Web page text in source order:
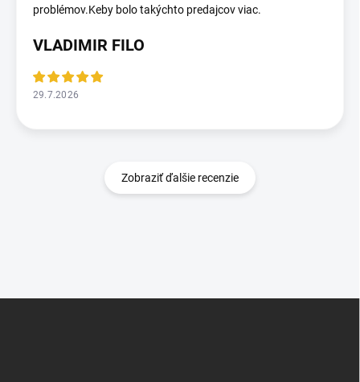
problémov.Keby bolo takýchto predajcov viac.
VLADIMIR FILO
29.7.2026
Zobraziť ďalšie recenzie